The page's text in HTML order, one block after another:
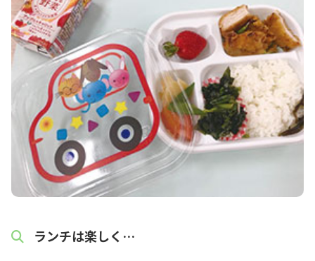
ランチは楽しく…